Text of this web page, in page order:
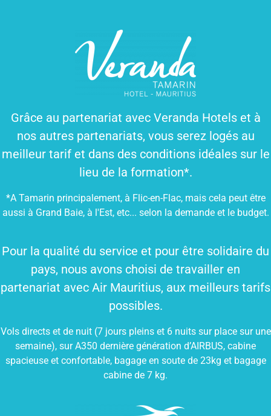
Grâce au partenariat avec Veranda Hotels et à
nos autres partenariats, vous serez logés au
meilleur tarif et dans des conditions idéales sur le
lieu de la formation*.
*A Tamarin principalement, à Flic-en-Flac, mais cela peut être
aussi à Grand Baie, à l'Est, etc... selon la demande et le budget.
Pour la qualité du service et pour être solidaire du
pays, nous avons choisi de travailler en
partenariat avec Air Mauritius, aux meilleurs tarifs
possibles.
Vols directs et de nuit (7 jours pleins et 6 nuits sur place sur une
semaine), sur A350 dernière génération d’AIRBUS, cabine
spacieuse et confortable, bagage en soute de 23kg et bagage
cabine de 7 kg.